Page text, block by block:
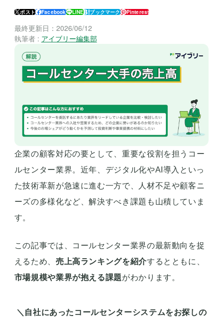
ポスト Facebook LINE ブックマーク Pinterest
最終更新日： 2026/06/12
執筆者 : アイブリー編集部
企業の顧客対応の要として、重要な役割を担うコー
ルセンター業界。近年、デジタル化やAI導入といっ
た技術革新が急速に進む一方で、人材不足や顧客ニ
ーズの多様化など、解決すべき課題も山積していま
す。
この記事では、コールセンター業界の最新動向を捉
えるため、 売上高ランキングを紹介するとともに、
市場規模や業界が抱える課題がわかります。
＼自社にあったコールセンターシステムをお探しの